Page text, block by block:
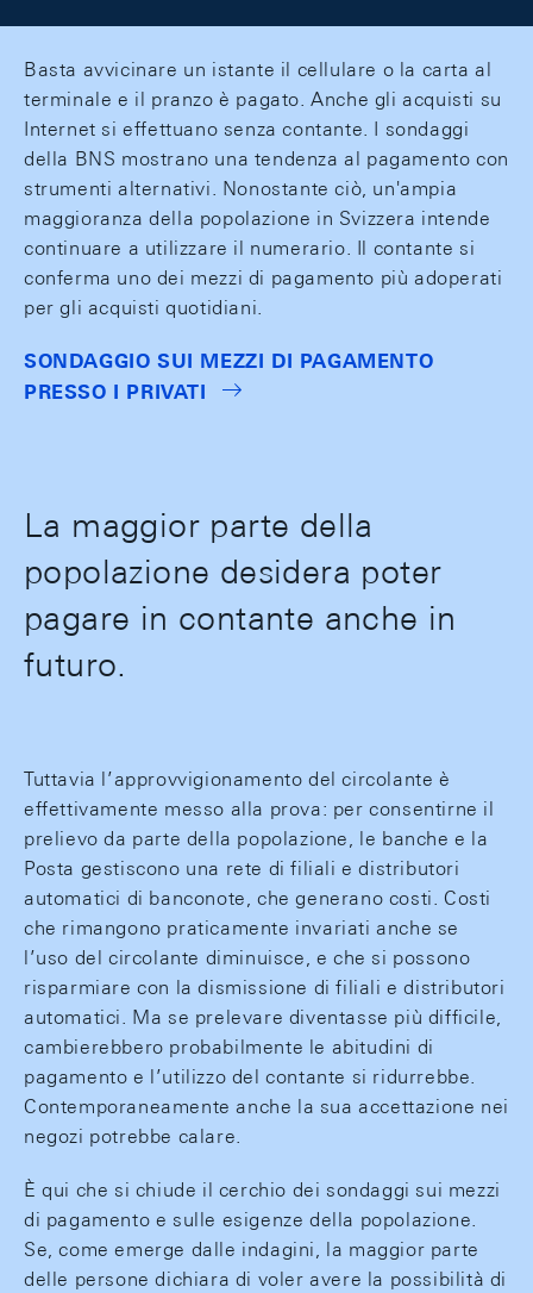
Basta avvicinare un istante il cellulare o la carta al
terminale e il pranzo è pagato. Anche gli acquisti su
Internet si effettuano senza contante. I sondaggi
della BNS mostrano una tendenza al pagamento con
strumenti alternativi. Nonostante ciò, un'ampia
maggioranza della popolazione in Svizzera intende
continuare a utilizzare il numerario. Il contante si
conferma uno dei mezzi di pagamento più adoperati
per gli acquisti quotidiani.
SONDAGGIO SUI MEZZI DI PAGAMENTO
PRESSO I PRIVATI
La maggior parte della
popolazione desidera poter
pagare in contante anche in
futuro.
Tuttavia l’approvvigionamento del circolante è
effettivamente messo alla prova: per consentirne il
prelievo da parte della popolazione, le banche e la
Posta gestiscono una rete di filiali e distributori
automatici di banconote, che generano costi. Costi
che rimangono praticamente invariati anche se
l’uso del circolante diminuisce, e che si possono
risparmiare con la dismissione di filiali e distributori
automatici. Ma se prelevare diventasse più difficile,
cambierebbero probabilmente le abitudini di
pagamento e l’utilizzo del contante si ridurrebbe.
Contemporaneamente anche la sua accettazione nei
negozi potrebbe calare.
È qui che si chiude il cerchio dei sondaggi sui mezzi
di pagamento e sulle esigenze della popolazione.
Se, come emerge dalle indagini, la maggior parte
delle persone dichiara di voler avere la possibilità di